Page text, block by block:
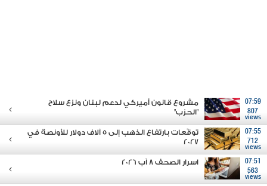
07:59
807
views
مشروع قانون أميركي لدعم لبنان ونزع سلاح
"الحزب"
07:55
712
views
توقّعات بارتفاع الذهب إلى 5 آلاف دولار للأونصة في
2027
07:51
563
views
اسرار الصحف 8 آب 2026